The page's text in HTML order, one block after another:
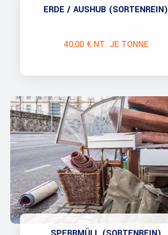
ERDE / AUSHUB (SORTENREIN)
40,00 € NT. JE TONNE